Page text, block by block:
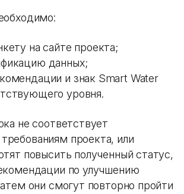
на сайте проекта;
данных;
и знак Smart Water
уровня.
не соответствует
проекта, или
повысить полученный статус,
по улучшению
они смогут повторно пройти